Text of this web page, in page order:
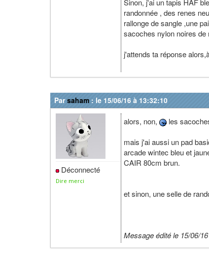
Sinon, j'ai un tapis HAF
randonnée , des renes
rallonge de sangle ,une
sacoches nylon noires de
j'attends ta réponse
Parsaham : le 15/06/16 à 13:32:10
Déconnecté
Dire merci
alors, non,
les
mais j'ai aussi un pad
arcade wintec bleu et
CAIR 80cm brun.
et sinon, une selle de
Message édité le 15/06/